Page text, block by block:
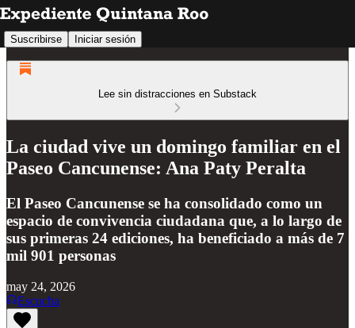
Suscribirse Iniciar sesión
Lee sin distracciones en Substack
La ciudad vive un domingo familiar en el
Paseo Cancunense: Ana Paty Peralta
El Paseo Cancunense se ha consolidado como un
espacio de convivencia ciudadana que, a lo largo de
sus primeras 24 ediciones, ha beneficiado a más de 7
mil 901 personas
may 24, 2026
Escucha